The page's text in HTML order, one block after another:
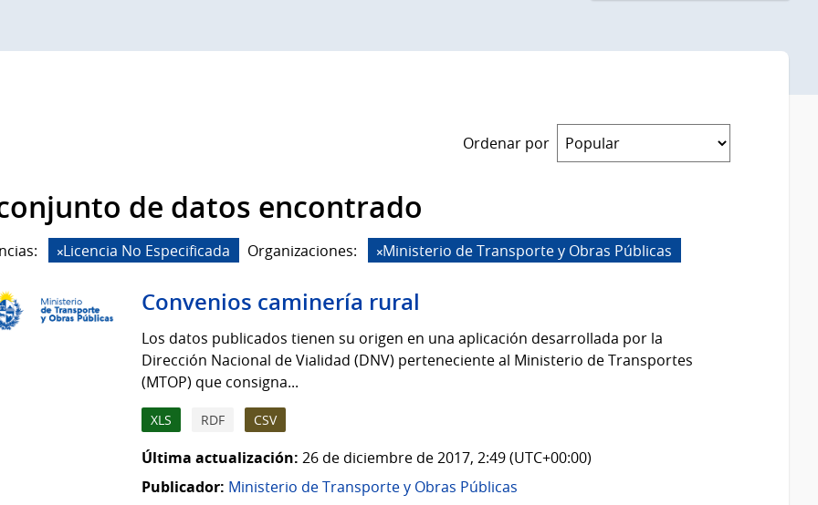
Ordenar por
de datos encontrado
Licencia No Especificada Organizaciones: Ministerio de Transporte y Obras Públicas
Convenios caminería rural
Los datos publicados tienen su origen en una aplicación desarrollada por la
Dirección Nacional de Vialidad (DNV) perteneciente al Ministerio de Transportes
(MTOP) que consigna...
XLS RDF CSV
Última actualización: 26 de diciembre de 2017, 2:49 (UTC+00:00)
Publicador: Ministerio de Transporte y Obras Públicas